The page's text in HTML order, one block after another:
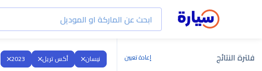
فلترة النتائج إعادة تعيين نيسان أكس تريل 2023